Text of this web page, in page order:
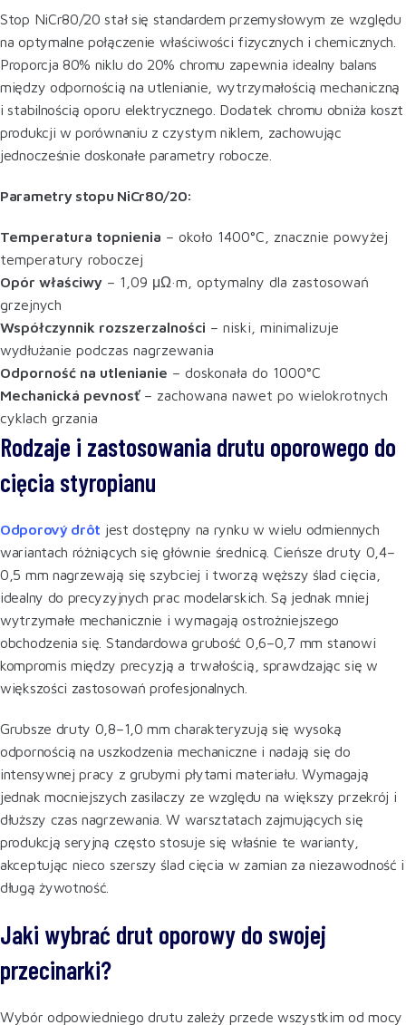
Stop NiCr80/20 stał się standardem przemysłowym ze względu
na optymalne połączenie właściwości fizycznych i chemicznych.
Proporcja 80% niklu do 20% chromu zapewnia idealny balans
między odpornością na utlenianie, wytrzymałością mechaniczną
i stabilnością oporu elektrycznego. Dodatek chromu obniża koszt
produkcji w porównaniu z czystym niklem, zachowując
jednocześnie doskonałe parametry robocze.
Parametry stopu NiCr80/20:
Temperatura topnienia – około 1400°C, znacznie powyżej
temperatury roboczej
Opór właściwy – 1,09 μΩ·m, optymalny dla zastosowań
grzejnych
Współczynnik rozszerzalności – niski, minimalizuje
wydłużanie podczas nagrzewania
Odporność na utlenianie – doskonała do 1000°C
Mechanická pevnosť– zachowana nawet po wielokrotnych
cyklach grzania
Rodzaje i zastosowania drutu oporowego do
cięcia styropianu
Odporový drôt jest dostępny na rynku w wielu odmiennych
wariantach różniących się głównie średnicą. Cieńsze druty 0,4–
0,5 mm nagrzewają się szybciej i tworzą węższy ślad cięcia,
idealny do precyzyjnych prac modelarskich. Są jednak mniej
wytrzymałe mechanicznie i wymagają ostrożniejszego
obchodzenia się. Standardowa grubość 0,6–0,7 mm stanowi
kompromis między precyzją a trwałością, sprawdzając się w
większości zastosowań profesjonalnych.
Grubsze druty 0,8–1,0 mm charakteryzują się wysoką
odpornością na uszkodzenia mechaniczne i nadają się do
intensywnej pracy z grubymi płytami materiału. Wymagają
jednak mocniejszych zasilaczy ze względu na większy przekrój i
dłuższy czas nagrzewania. W warsztatach zajmujących się
produkcją seryjną często stosuje się właśnie te warianty,
akceptując nieco szerszy ślad cięcia w zamian za niezawodność i
długą żywotność.
Jaki wybrać drut oporowy do swojej
przecinarki?
Wybór odpowiedniego drutu zależy przede wszystkim od mocy